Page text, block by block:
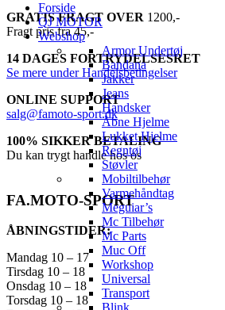
Forside
QJ MOTOR
Webshop
Armor Undertøj
Bandana
Jakker
Jeans
Handsker
Åbne Hjelme
Lukket Hjelme
Regntøj
Støvler
Mobiltilbehør
Varmehåndtag
Meguiar’s
Mc Tilbehør
Mc Parts
Muc Off
Workshop
Universal
Transport
Blink
GRATIS FRAGT OVER 1200,-
Fragt pris fra 45,-
14 DAGES FORTRYDELSESRET
Se mere under Handelsbetingelser
ONLINE SUPPORT
salg@famoto-sport.dk
100% SIKKER BETALING
Du kan trygt handle hos os
FA.MOTO-SPORT
ÅBNINGSTIDER:
Mandag 10 – 17
Tirsdag 10 – 18
Onsdag 10 – 18
Torsdag 10 – 18